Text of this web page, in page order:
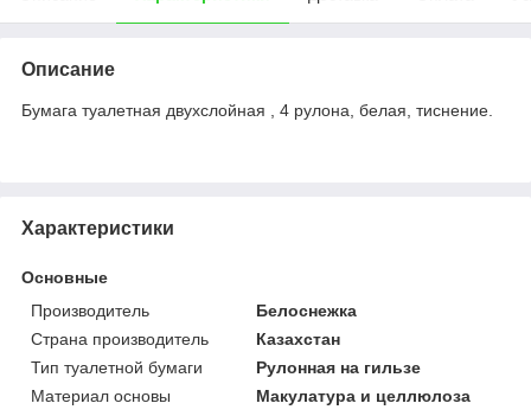
Описание
Бумага туалетная двухслойная , 4 рулона, белая, тиснение.
Характеристики
Основные
Производитель
Белоснежка
Страна производитель
Казахстан
Тип туалетной бумаги
Рулонная на гильзе
Материал основы
Макулатура и целлюлоза